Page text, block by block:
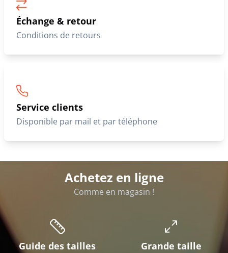
Échange & retour
Conditions de retours
Service clients
Disponible par mail et par téléphone
Achetez en ligne
Comme en magasin !
Guide des tailles Grande taille